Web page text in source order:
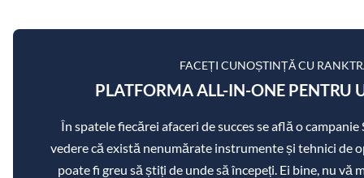
FACEȚI CUNOȘTINȚĂ CU
PLATFORMA ALL-IN-ONE PENTRU
În spatele fiecărei afaceri de succes se află o
vedere că există nenumărate instrumente și tehnici de
poate fi greu să știți de unde să începeți. Ei bine, nu vă